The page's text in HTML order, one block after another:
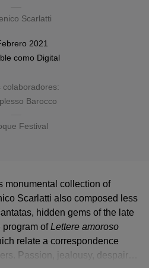
Scarlatti
2021
como Digital
colaboradores:
Barocco
Festival
Lettere amoroso
monumental collection of
Scarlatti also composed less
hidden gems of the late
program ofLettere amoroso
relate a correspondence
Passion, jealousy, despair…